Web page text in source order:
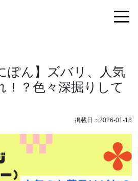
ぽん】ズバリ、人気
！？色々深掘りして
掲載日：2026-01-18